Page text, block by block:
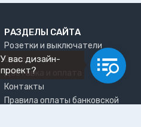
РАЗДЕЛЫ САЙТА
Розетки и выключатели
О нас
Доставка и оплата
Контакты
Правила оплаты банковской
У вас дизайн-
проект?